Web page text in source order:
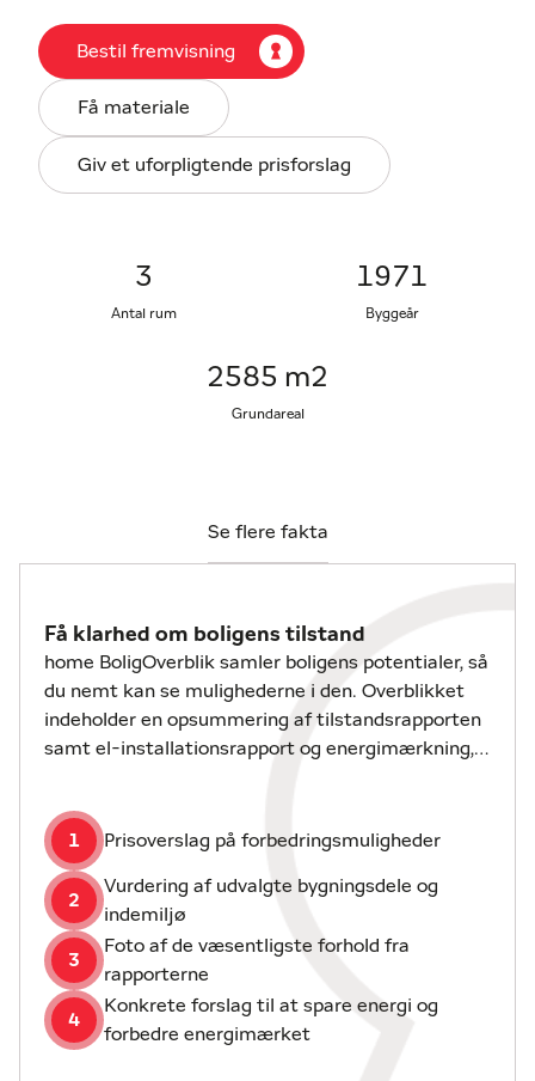
solrige terrasser, hvor sommerdagene kan nydes fra
morgen til aften. Derudover findes der et par gode
udhuse.
Indvendigt fremstår sommerhuset hyggeligt og
indbydende med en god planløsning. Her findes to
Husets naturlige samlingspunkt er den hyggelige
trækker naturen helt ind i boligen og skaber et
fantastisk lysindfald og en helt særlig stemning.
med blandt andet udskiftede vinduer, nyere tag
samt etablering af solceller.
nærvær og familieliv, så er Lyngvej 31 bestemt et
besøg værd. Kontakt home Viborg for yderligere
information eller for booking af en fremvisning, vi
fremviser alle ugens syv dage.
Bestil fremvisning
Få materiale
Giv et uforpligtende prisforslag
3
Antal rum
1971
Byggeår
2585 m2
Grundareal
Se flere fakta
Få klarhed om boligens tilstand
home BoligOverblik samler boligens potentialer, så
du nemt kan se mulighederne i den. Overblikket
indeholder en opsummering af tilstandsrapporten
samt el-installationsrapport og energimærkning,
1 Prisoverslag på forbedringsmuligheder
2
Vurdering af udvalgte bygningsdele og
indemiljø
3
Foto af de væsentligste forhold fra
rapporterne
4
Konkrete forslag til at spare energi og
forbedre energimærket